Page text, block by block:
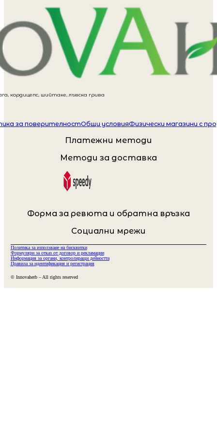
кордицепс, шийтаке, лъвска грива
за поверителностОбщи условияФизически магазини с
Платежни методи
Методи за доставка
Форма за ревюта и обратна връзка
Социални мрежи
Политика за използване на бисквитки
Формуляри за отказ от договор и рекламации
Информация за органи, контролиращи дейността
Правила за идентификация и регистрация
© Innovaherb – All rights reserved